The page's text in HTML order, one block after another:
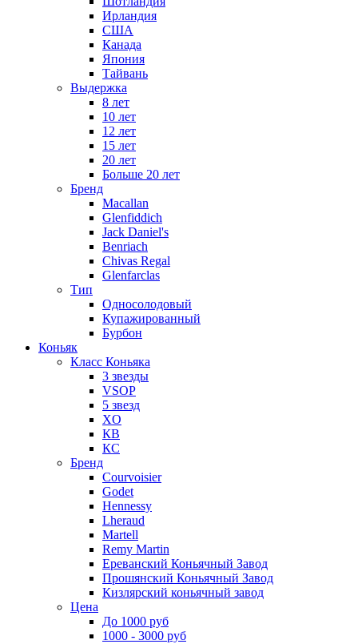
Ирландия
США
Канада
Япония
Тайвань
Выдержка
8 лет
10 лет
12 лет
15 лет
20 лет
Больше 20 лет
Бренд
Macallan
Glenfiddich
Jack Daniel's
Benriach
Chivas Regal
Glenfarclas
Тип
Односолодовый
Купажированный
Бурбон
Коньяк
Класс Коньяка
3 звезды
VSOP
5 звезд
XO
КВ
КС
Бренд
Courvoisier
Godet
Hennessy
Lheraud
Martell
Remy Martin
Ереванский Коньячный Завод
Прошянский Коньячный Завод
Кизлярский коньячный завод
Цена
До 1000 руб
1000 - 3000 руб